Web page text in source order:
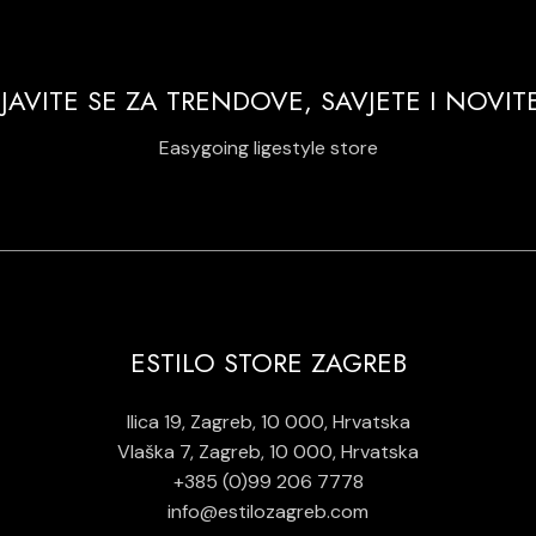
SE ZA TRENDOVE, SAVJETE I
Easygoing ligestyle store
ESTILO STORE ZAGREB
Ilica 19, Zagreb, 10 000, Hrvatska
Vlaška 7, Zagreb, 10 000, Hrvatska
+385 (0)99 206 7778
info@estilozagreb.com